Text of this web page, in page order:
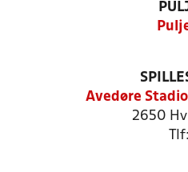
Avedøre
2650
Tlf: